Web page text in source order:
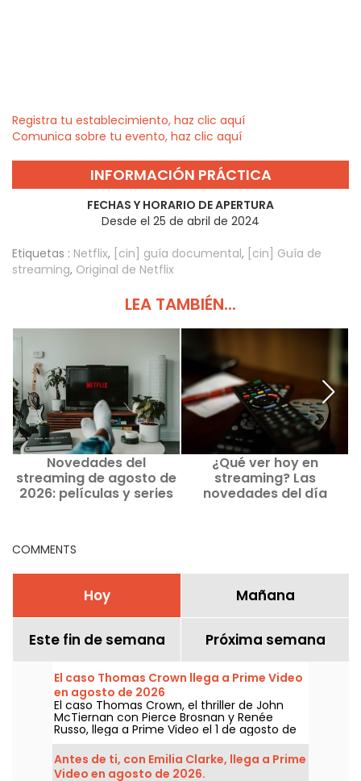
Registra tu establecimiento, haz clic aquí
Comunica sobre tu evento, haz clic aquí
INFORMACIÓN PRÁCTICA
FECHAS Y HORARIO DE APERTURA
Desde el 25 de abril de 2024
Etiquetas : Netflix, [cin] guía documental, [cin] Guía de
streaming, Original de Netflix
LEA TAMBIÉN...
Novedades del
streaming de agosto de
2026: películas y series
¿Qué ver hoy en
streaming? Las
novedades del día
COMMENTS
Hoy Mañana
Este fin de semana Próxima semana
El caso Thomas Crown llega a Prime Video
en agosto de 2026
El caso Thomas Crown, el thriller de John
McTiernan con Pierce Brosnan y Renée
Russo, llega a Prime Video el 1 de agosto de
2026.
Antes de ti, con Emilia Clarke, llega a Prime
Video en agosto de 2026.